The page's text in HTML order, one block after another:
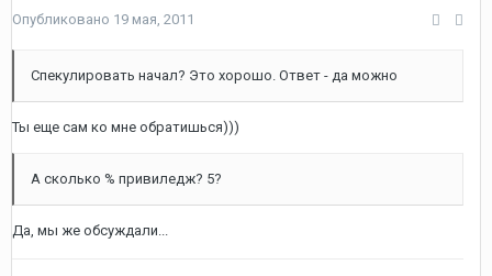
Опубликовано 19 мая, 2011
Спекулировать начал? Это хорошо. Ответ - да можно
Ты еще сам ко мне обратишься)))
А сколько % привиледж? 5?
Да, мы же обсуждали...